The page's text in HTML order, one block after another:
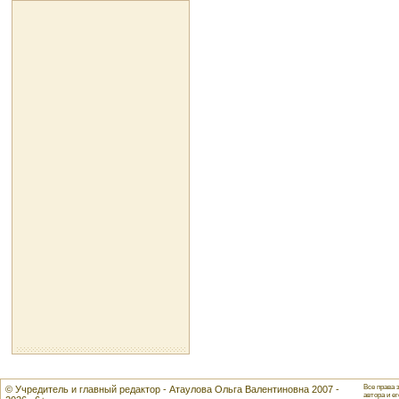
© Учредитель и главный редактор - Атаулова Ольга Валентиновна 2007 -
Все права
автора и